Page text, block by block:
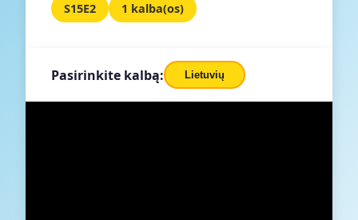
S15E2 1 kalba(os)
Pasirinkite kalbą: Lietuvių